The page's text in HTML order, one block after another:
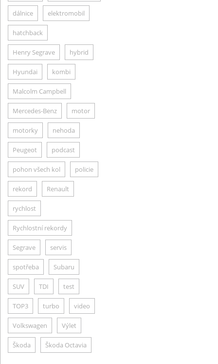
dálnice elektromobil
hatchback
Henry Segrave hybrid
Hyundai kombi
Malcolm Campbell
Mercedes-Benz motor
motorky nehoda
Peugeot podcast
pohon všech kol policie
rekord Renault
rychlost
Rychlostní rekordy
Segrave servis
spotřeba Subaru
SUV TDI test
TOP3 turbo video
Volkswagen Výlet
Škoda Škoda Octavia